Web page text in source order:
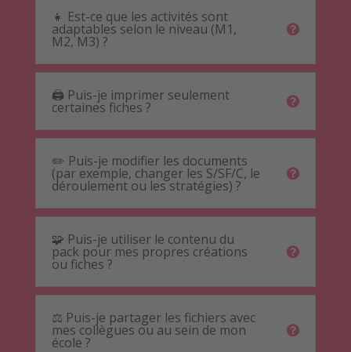
👧 Est-ce que les activités sont
adaptables selon le niveau (M1,
M2, M3) ?
🖨️ Puis-je imprimer seulement
certaines fiches ?
✏️ Puis-je modifier les documents
(par exemple, changer les S/SF/C, le
déroulement ou les stratégies) ?
🧩 Puis-je utiliser le contenu du
pack pour mes propres créations
ou fiches ?
⚖️ Puis-je partager les fichiers avec
mes collègues ou au sein de mon
école ?